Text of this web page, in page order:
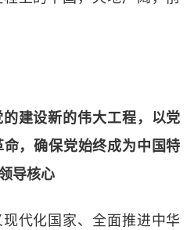
建设新的伟大工程，以党
，确保党始终成为中国特
导核心
代化国家、全面推进中华